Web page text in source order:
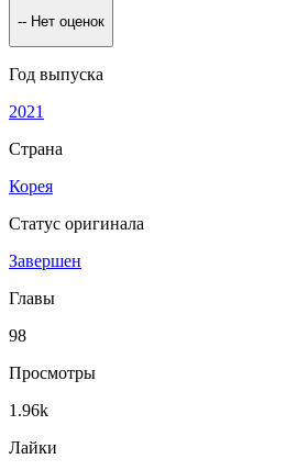
-- Нет оценок
Год выпуска
2021
Страна
Корея
Статус оригинала
Завершен
Главы
98
Просмотры
1.96k
Лайки